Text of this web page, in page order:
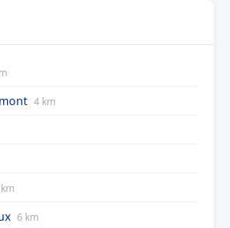
4 km
6 km